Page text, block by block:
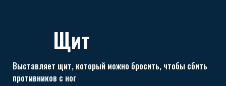
Щит
Выставляет щит, который можно бросить, чтобы сбить
противников с ног